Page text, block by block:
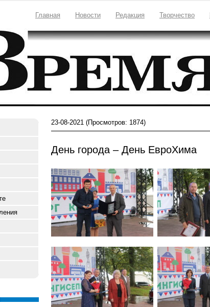
Главная Новости Редакция Творчество
23-08-2021 (Просмотров: 1874)
День города – День ЕвроХима